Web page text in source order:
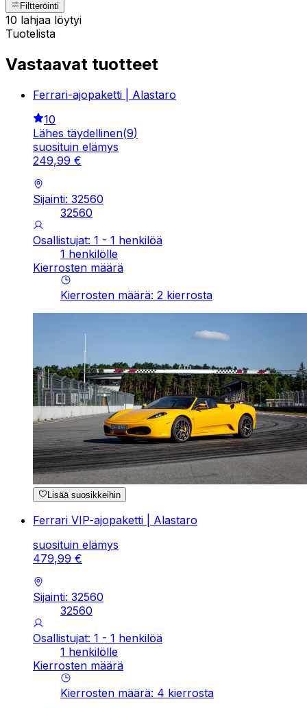
Filtteröinti
10 lahjaa löytyi
Tuotelista
Vastaavat tuotteet
Ferrari-ajopaketti | Alastaro
10
Lähes täydellinen(9)
suosituin elämys
249,99 €
Sijainti: 32560
32560
Osallistujat: 1 - 1 henkilöä
1 henkilölle
Kierrosten määrä
Kierrosten määrä: 2 kierrosta
Lisää suosikkeihin
Ferrari VIP-ajopaketti | Alastaro
suosituin elämys
479,99 €
Sijainti: 32560
32560
Osallistujat: 1 - 1 henkilöä
1 henkilölle
Kierrosten määrä
Kierrosten määrä: 4 kierrosta